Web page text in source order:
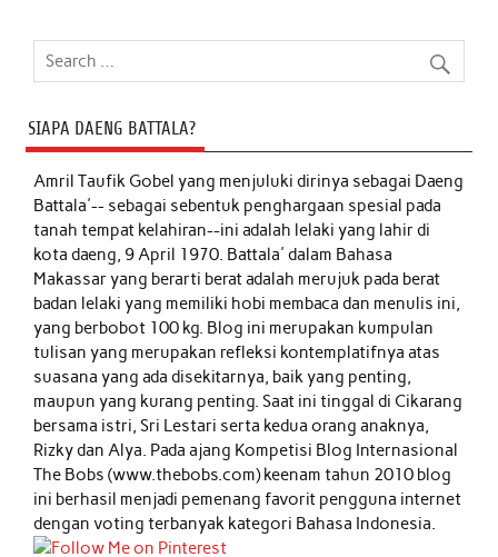
SIAPA DAENG BATTALA?
Amril Taufik Gobelyang menjuluki dirinya sebagai Daeng
Battala'-- sebagai sebentuk penghargaan spesial pada
tanah tempat kelahiran--ini adalah lelaki yang lahir di
kota daeng, 9 April 1970. Battala' dalam Bahasa
Makassar yang berarti berat adalah merujuk pada berat
badan lelaki yang memiliki hobi membaca dan menulis ini,
yang berbobot 100 kg. Blog ini merupakan kumpulan
tulisan yang merupakan refleksi kontemplatifnya atas
suasana yang ada disekitarnya, baik yang penting,
maupun yang kurang penting. Saat ini tinggal di Cikarang
bersama istri, Sri Lestari serta kedua orang anaknya,
Rizky dan Alya. Pada ajang Kompetisi Blog Internasional
The Bobs (www.thebobs.com) keenam tahun 2010 blog
ini berhasil menjadi pemenang favorit pengguna internet
dengan voting terbanyak kategori Bahasa Indonesia.